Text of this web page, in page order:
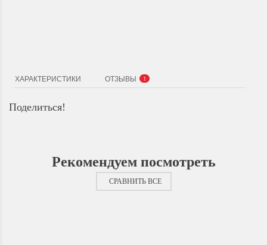
ХАРАКТЕРИСТИКИ ОТЗЫВЫ 1
Поделиться!
Рекомендуем посмотреть
СРАВНИТЬ ВСЕ